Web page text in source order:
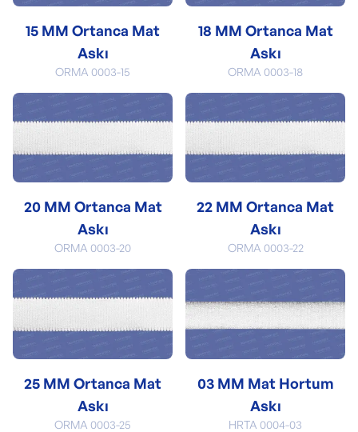
15 MM Ortanca Mat
Askı
ORMA 0003-15
18 MM Ortanca Mat
Askı
ORMA 0003-18
20 MM Ortanca Mat
Askı
ORMA 0003-20
22 MM Ortanca Mat
Askı
ORMA 0003-22
25 MM Ortanca Mat
Askı
ORMA 0003-25
03 MM Mat Hortum
Askı
HRTA 0004-03